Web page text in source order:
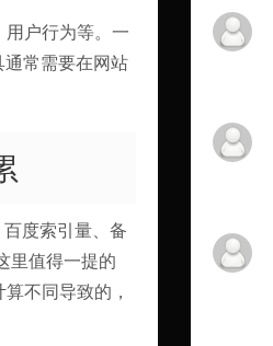
户行为等。一
常需要在网站
度索引量、备
里值得一提的
不同导致的，